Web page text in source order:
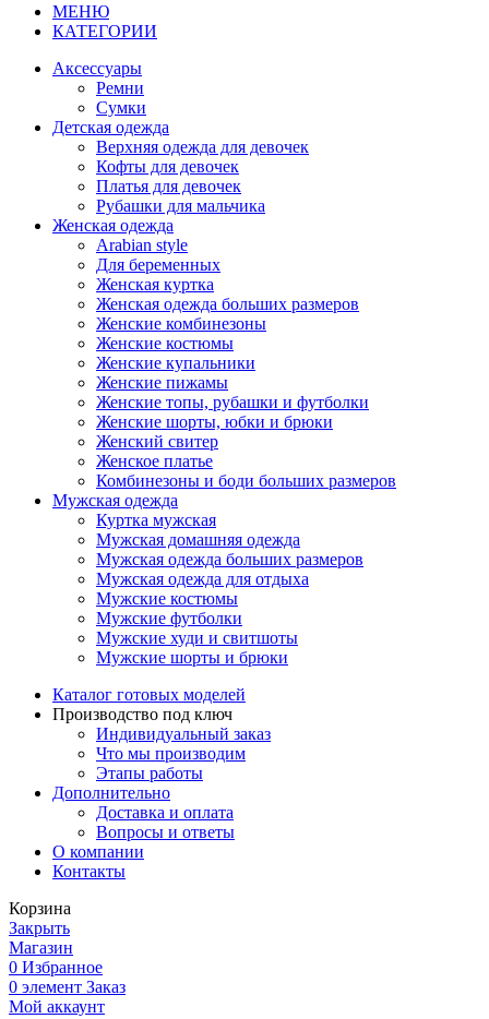
МЕНЮ
КАТЕГОРИИ
Аксессуары
Ремни
Сумки
Детская одежда
Верхняя одежда для девочек
Кофты для девочек
Платья для девочек
Рубашки для мальчика
Женская одежда
Arabian style
Для беременных
Женская куртка
Женская одежда больших размеров
Женские комбинезоны
Женские костюмы
Женские купальники
Женские пижамы
Женские топы, рубашки и футболки
Женские шорты, юбки и брюки
Женский свитер
Женское платье
Комбинезоны и боди больших размеров
Мужская одежда
Куртка мужская
Мужская домашняя одежда
Мужская одежда больших размеров
Мужская одежда для отдыха
Мужские костюмы
Мужские футболки
Мужские худи и свитшоты
Мужские шорты и брюки
Каталог готовых моделей
Производство под ключ
Индивидуальный заказ
Что мы производим
Этапы работы
Дополнительно
Доставка и оплата
Вопросы и ответы
О компании
Контакты
Корзина
Закрыть
Магазин
0 Избранное
0 элемент Заказ
Мой аккаунт